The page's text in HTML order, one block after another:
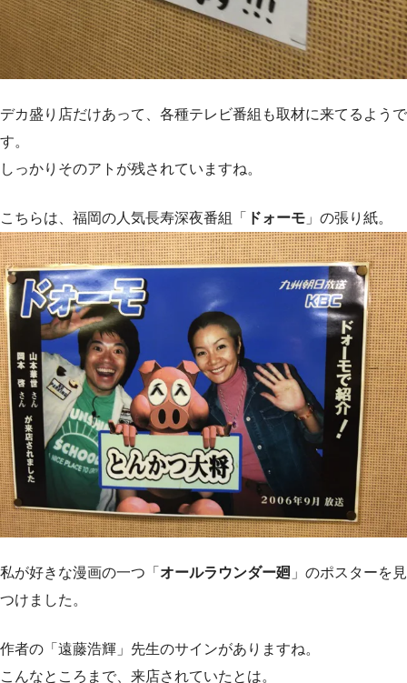
デカ盛り店だけあって、各種テレビ番組も取材に来てるようで
す。
しっかりそのアトが残されていますね。
こちらは、福岡の人気長寿深夜番組「 ドォーモ 」の張り紙。
私が好きな漫画の一つ「 オールラウンダー廻 」のポスターを見
つけました。
作者の「遠藤浩輝」先生のサインがありますね。
こんなところまで、来店されていたとは。